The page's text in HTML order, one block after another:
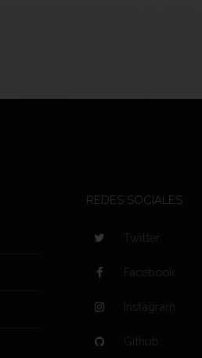
REDES SOCIALES
Twitter
Facebook
Instagram
Github